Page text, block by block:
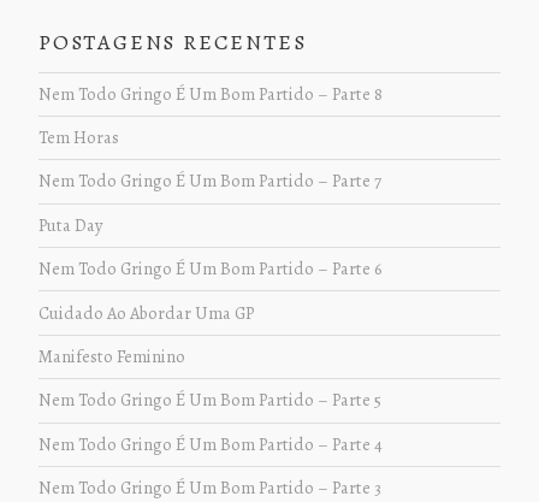
POSTAGENS RECENTES
Nem Todo Gringo É Um Bom Partido – Parte 8
Tem Horas
Nem Todo Gringo É Um Bom Partido – Parte 7
Puta Day
Nem Todo Gringo É Um Bom Partido – Parte 6
Cuidado Ao Abordar Uma GP
Manifesto Feminino
Nem Todo Gringo É Um Bom Partido – Parte 5
Nem Todo Gringo É Um Bom Partido – Parte 4
Nem Todo Gringo É Um Bom Partido – Parte 3